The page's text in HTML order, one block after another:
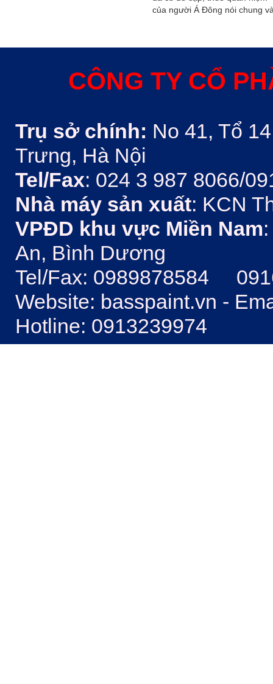
của người Á Đông nói chung
xây dụng nhà ở hoặc bất kỳ
thủy trong ngôi nhà thường
được quyết định bởi các nhân
CÔNG TY CỔ
Trụ sở chính: No 41, Tổ
Trưng, Hà Nội
Tel/Fax: 024 3 987 8066/
Nhà máy sản xuất: KCN
VPĐD khu vực Miền Nam
An, Bình Dương
Tel/Fax: 0989878584
Website: basspaint.vn -
Hotline: 0913239974